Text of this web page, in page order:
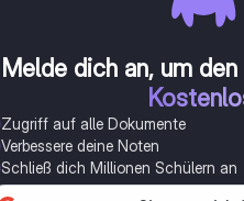
Melde dich an, um
Zugriff auf alle Dokumente
Verbessere deine Noten
Schließ dich Millionen Schülern an